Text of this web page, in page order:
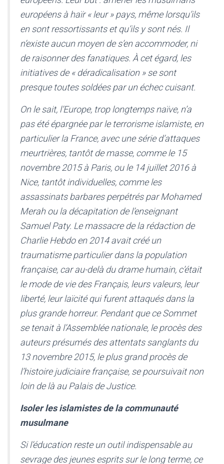
européens à haïr « leur » pays, même lorsqu’ils
en sont ressortissants et qu’ils y sont nés. Il
n’existe aucun moyen de s’en accommoder, ni
de raisonner des fanatiques. À cet égard, les
initiatives de « déradicalisation » se sont
presque toutes soldées par un échec cuisant.
On le sait, l’Europe, trop longtemps naïve, n’a
pas été épargnée par le terrorisme islamiste, en
particulier la France, avec une série d’attaques
meurtrières, tantôt de masse, comme le 15
novembre 2015 à Paris, ou le 14 juillet 2016 à
Nice, tantôt individuelles, comme les
assassinats barbares perpétrés par Mohamed
Merah ou la décapitation de l’enseignant
Samuel Paty. Le massacre de la rédaction de
Charlie Hebdo en 2014 avait créé un
traumatisme particulier dans la population
française, car au-delà du drame humain, c’était
le mode de vie des Français, leurs valeurs, leur
liberté, leur laïcité qui furent attaqués dans la
plus grande horreur. Pendant que ce Sommet
se tenait à l’Assemblée nationale, le procès des
auteurs présumés des attentats sanglants du
13 novembre 2015, le plus grand procès de
l’histoire judiciaire française, se poursuivait non
loin de là au Palais de Justice.
Isoler les islamistes de lacommunauté
musulmane
Si l’éducation reste un outil indispensable au
sevrage des jeunes esprits sur le long terme, ce